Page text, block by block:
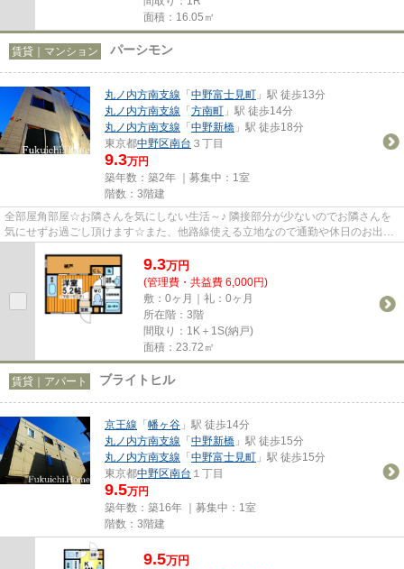
面積：16.05㎡
賃貸｜マンション パーシモン
丸ノ内方南支線 「中野富士見町 」駅 徒歩13分
丸ノ内方南支線 「方南町 」駅 徒歩14分
丸ノ内方南支線 「中野新橋 」駅 徒歩18分
東京都中野区南台 ３丁目
9.3万円
築年数：築2年 ｜募集中： 1室
階数：3階建
全部屋角部屋☆お隣さんを気にしない生活～♪ 隣接部分が少ないのでお隣さんを
気にせずお過ごし頂けます☆また、他路線使える立地なので通勤や休日のお出か
けも楽ちんです(^_-)-☆
9.3万円
(管理費・共益費 6,000円)
敷：0ヶ月｜礼：0ヶ月
所在階：3階
間取り：1K＋1S(納戸)
面積：23.72㎡
賃貸｜アパート ブライトヒル
京王線 「幡ヶ谷 」駅 徒歩14分
丸ノ内方南支線 「中野新橋 」駅 徒歩15分
丸ノ内方南支線 「中野富士見町 」駅 徒歩15分
東京都中野区南台 １丁目
9.5万円
築年数：築16年 ｜募集中： 1室
階数：3階建
9.5万円